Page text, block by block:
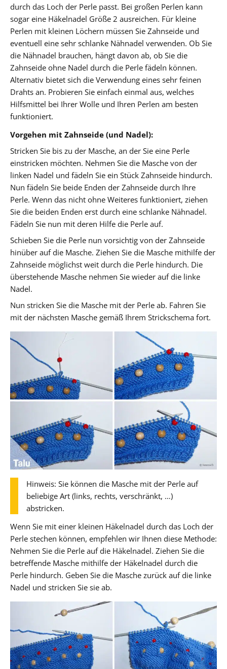
durch das Loch der Perle passt. Bei großen Perlen kann
sogar eine Häkelnadel Größe 2 ausreichen. Für kleine
Perlen mit kleinen Löchern müssen Sie Zahnseide und
eventuell eine sehr schlanke Nähnadel verwenden. Ob Sie
die Nähnadel brauchen, hängt davon ab, ob Sie die
Zahnseide ohne Nadel durch die Perle fädeln können.
Alternativ bietet sich die Verwendung eines sehr feinen
Drahts an. Probieren Sie einfach einmal aus, welches
Hilfsmittel bei Ihrer Wolle und Ihren Perlen am besten
funktioniert.
Vorgehen mit Zahnseide (und Nadel):
Stricken Sie bis zu der Masche, an der Sie eine Perle
einstricken möchten. Nehmen Sie die Masche von der
linken Nadel und fädeln Sie ein Stück Zahnseide hindurch.
Nun fädeln Sie beide Enden der Zahnseide durch Ihre
Perle. Wenn das nicht ohne Weiteres funktioniert, ziehen
Sie die beiden Enden erst durch eine schlanke Nähnadel.
Fädeln Sie nun mit deren Hilfe die Perle auf.
Schieben Sie die Perle nun vorsichtig von der Zahnseide
hinüber auf die Masche. Ziehen Sie die Masche mithilfe der
Zahnseide möglichst weit durch die Perle hindurch. Die
überstehende Masche nehmen Sie wieder auf die linke
Nadel.
Nun stricken Sie die Masche mit der Perle ab. Fahren Sie
mit der nächsten Masche gemäß Ihrem Strickschema fort.
Hinweis: Sie können die Masche mit der Perle auf
beliebige Art (links, rechts, verschränkt, …)
abstricken.
Wenn Sie mit einer kleinen Häkelnadel durch das Loch der
Perle stechen können, empfehlen wir Ihnen diese Methode:
Nehmen Sie die Perle auf die Häkelnadel. Ziehen Sie die
betreffende Masche mithilfe der Häkelnadel durch die
Perle hindurch. Geben Sie die Masche zurück auf die linke
Nadel und stricken Sie sie ab.